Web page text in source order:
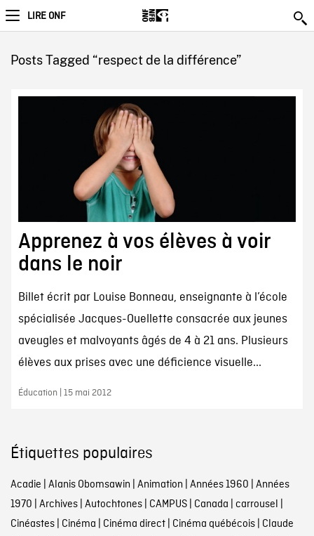
LIRE ONF
Posts Tagged “respect de la différence”
Apprenez à vos élèves à voir
dans le noir
Billet écrit par Louise Bonneau, enseignante à l’école
spécialisée Jacques-Ouellette consacrée aux jeunes
aveugles et malvoyants âgés de 4 à 21 ans. Plusieurs
élèves aux prises avec une déficience visuelle...
Éducation | 15 mai 2012
Étiquettes populaires
Acadie | Alanis Obomsawin | Animation | Années 1960 | Années
1970 | Archives| Autochtones| CAMPUS| Canada | carrousel |
Cinéastes| Cinéma | Cinéma direct| Cinéma québécois| Claude